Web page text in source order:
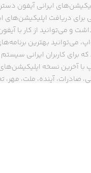
ایرانی آیفون
دریافت اپلیکیشن‌های
و می‌توانید از کار با
می‌توانید بهترین
آخرین نسخه اپلیکیشن‌های
صادرات، آینده، ملت، مهر،